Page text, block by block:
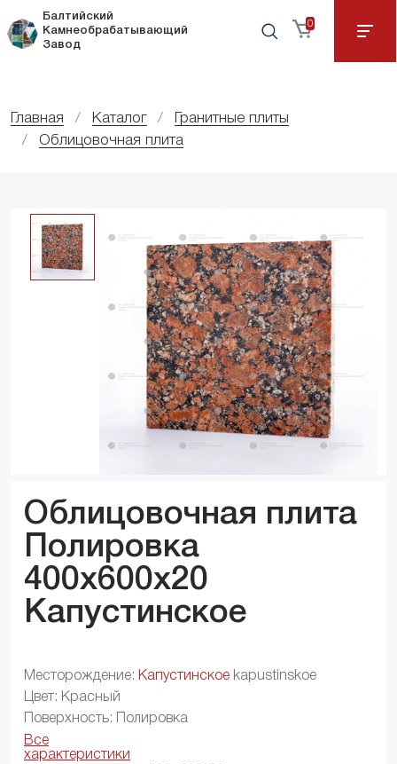
Балтийский
Камнеобрабатывающий
Завод
0
Главная Каталог
Гранитные плиты
Облицовочная плита
Облицовочная плита
Полировка
400x600x20
Капустинское
Месторождение: Капустинское kapustinskoe
Цвет: Красный
Поверхность: Полировка
Все
характеристики